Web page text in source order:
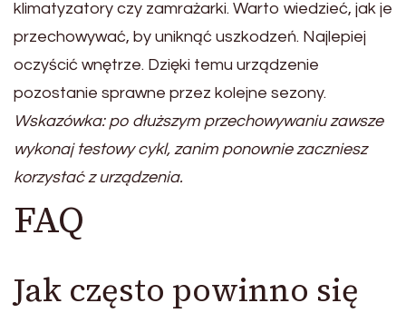
klimatyzatory czy zamrażarki. Warto wiedzieć, jak je
przechowywać, by uniknąć uszkodzeń. Najlepiej
oczyścić wnętrze. Dzięki temu urządzenie
pozostanie sprawne przez kolejne sezony.
Wskazówka: po dłuższym przechowywaniu zawsze
wykonaj testowy cykl, zanim ponownie zaczniesz
korzystać z urządzenia.
FAQ
Jak często powinno się